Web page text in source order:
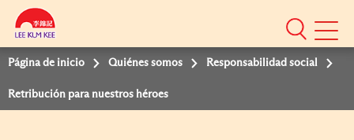
Mobile
Menu
Página de inicio
Quiénes somos Responsabilidad social
Retribución para nuestros héroes